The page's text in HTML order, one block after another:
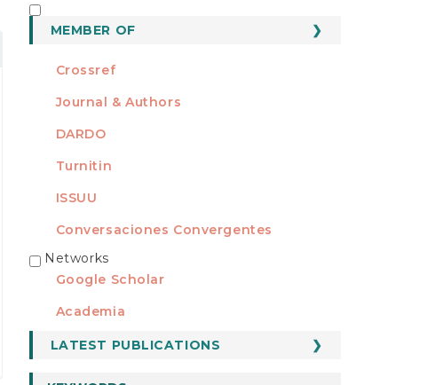
MEMBER OF
Crossref
Journal & Authors
DARDO
Turnitin
ISSUU
Conversaciones Convergentes
REDES
Networks
Google Scholar
Academia
LATEST PUBLICATIONS